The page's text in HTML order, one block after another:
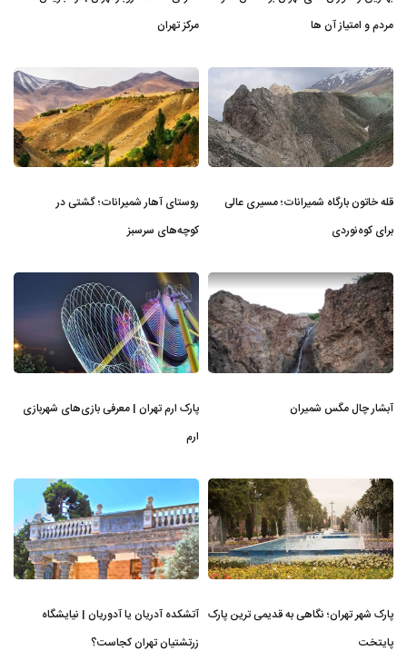
مردم و امتیاز آن ها
مرکز تهران
قله خاتون بارگاه شمیرانات؛ مسیری عالی
برای کوه‌نوردی
روستای آهار شمیرانات؛ گشتی در
کوچه‌های سرسبز
آبشار چال مگس شمیران
پارک ارم تهران | معرفی بازی‌های شهربازی
ارم
پارک شهر تهران؛ نگاهی به قدیمی ترین پارک
پایتخت
آتشکده آدریان یا آدوریان | نیایشگاه
زرتشتیان تهران کجاست؟